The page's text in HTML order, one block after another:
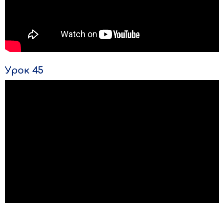
Урок 45